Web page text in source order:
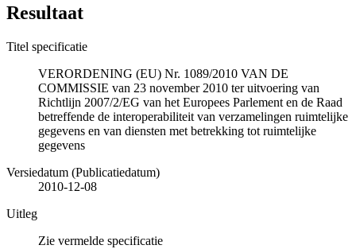
Resultaat
Titel specificatie
VERORDENING (EU) Nr. 1089/2010 VAN DE
COMMISSIE van 23 november 2010 ter uitvoering van
Richtlijn 2007/2/EG van het Europees Parlement en de Raad
betreffende de interoperabiliteit van verzamelingen ruimtelijke
gegevens en van diensten met betrekking tot ruimtelijke
gegevens
Versiedatum (Publicatiedatum)
2010-12-08
Uitleg
Zie vermelde specificatie